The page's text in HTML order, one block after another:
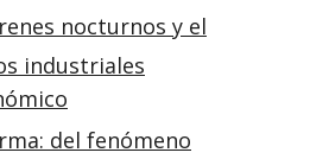
nocturnos y el
industriales
del fenómeno